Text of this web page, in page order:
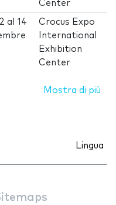
Center
al14
Crocus Expo
International
Exhibition
Center
Mostra di più
Lingua